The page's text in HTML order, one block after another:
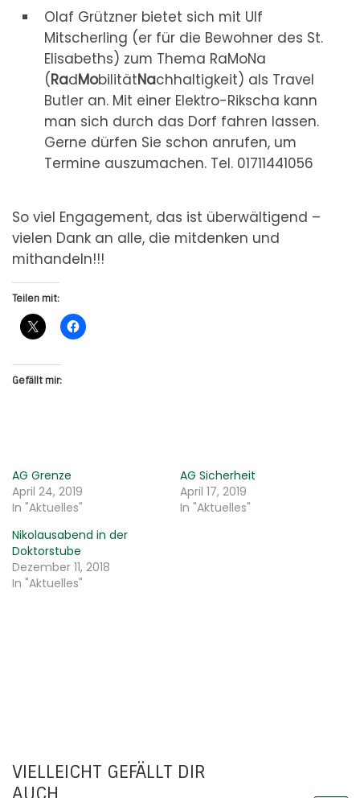
Olaf Grützner bietet sich mit Ulf
Mitscherling (er für die Bewohner des St.
Elisabeths) zum Thema RaMoNa
(RadMobilitätNachhaltigkeit) als Travel
Butler an. Mit einer Elektro-Rikscha kann
man sich durch das Dorf fahren lassen.
Gerne dürfen Sie schon anrufen, um
Termine auszumachen. Tel. 01711441056
So viel Engagement, das ist überwältigend –
vielen Dank an alle, die mitdenken und
mithandeln!!!
Teilen mit:
Gefällt mir:
AG Grenze
April 24, 2019
In "Aktuelles"
AG Sicherheit
April 17, 2019
In "Aktuelles"
Nikolausabend in der
Doktorstube
Dezember 11, 2018
In "Aktuelles"
VIELLEICHT GEFÄLLT DIR